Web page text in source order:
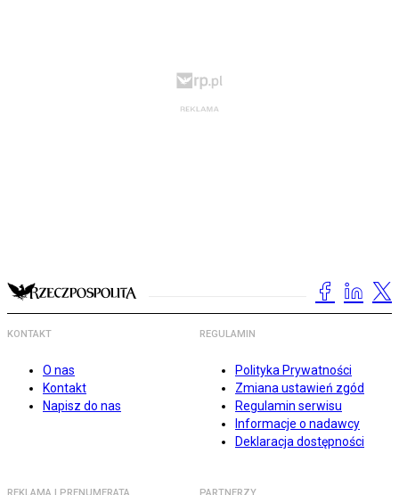
KONTAKT
O nas
Kontakt
Napisz do nas
REGULAMIN
Polityka Prywatności
Zmiana ustawień zgód
Regulamin serwisu
Informacje o nadawcy
Deklaracja dostępności